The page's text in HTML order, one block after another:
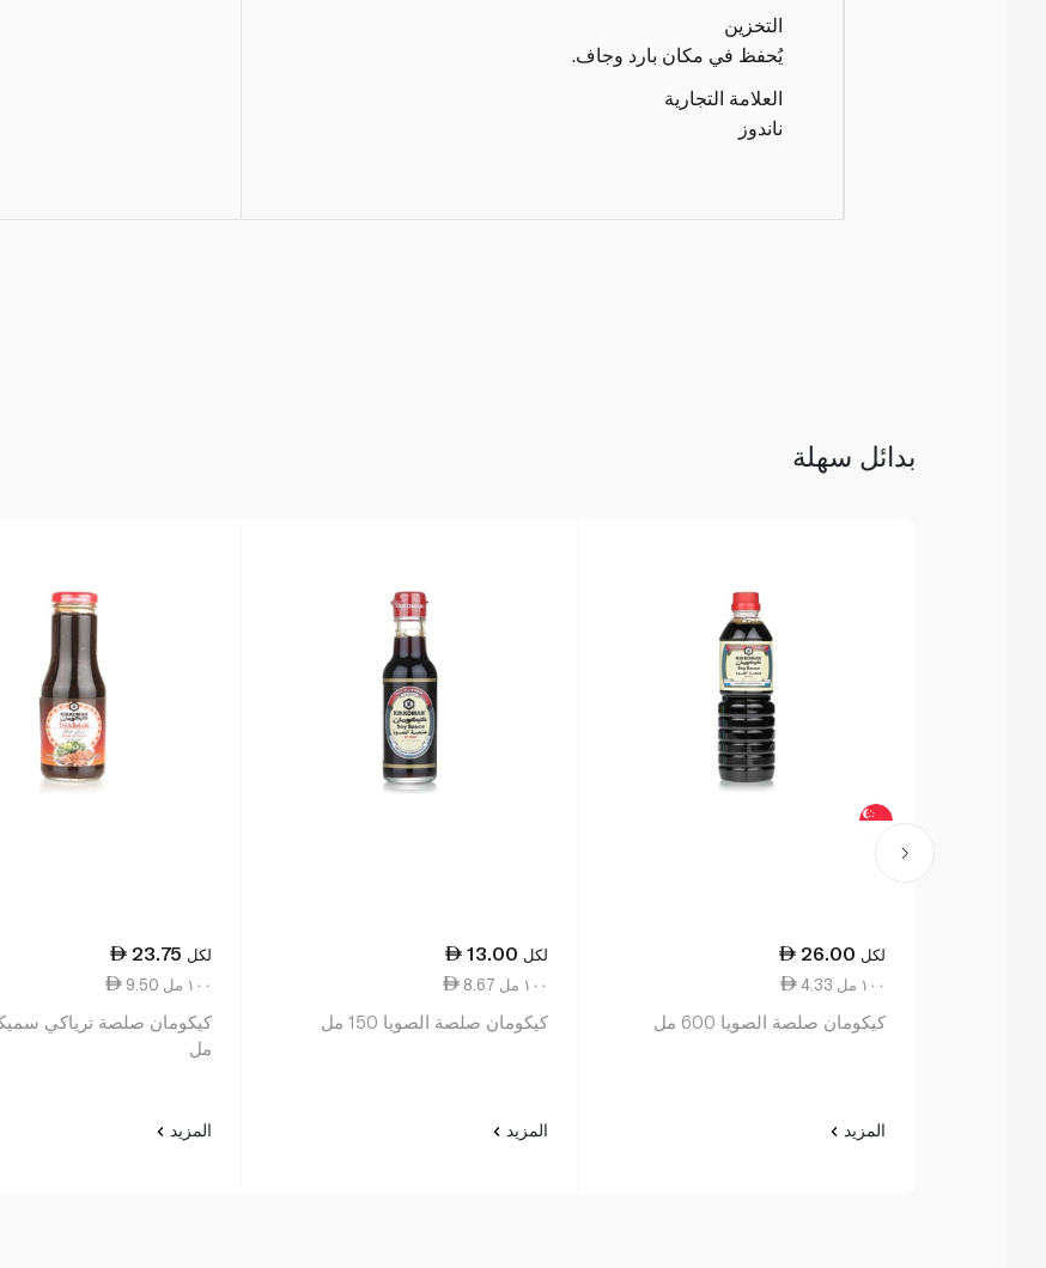
التخزين
يُحفظ في مكان بارد وجاف.
العلامة التجارية
ناندوز
بدائل سهلة
26.00 لكل
4.33 ١٠٠ مل
كيكومان صلصة الصويا 600 مل
المزيد
13.00 لكل
8.67 ١٠٠ مل
كيكومان صلصة الصويا 150 مل
المزيد
23.75 لكل
9.50 ١٠٠ مل
مل
المزيد